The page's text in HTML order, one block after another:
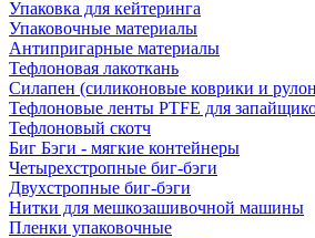
Упаковка для кейтеринга
Упаковочные материалы
Антипригарные материалы
Тефлоновая лакоткань
Силапен (силиконовые коврики и
Тефлоновые ленты PTFE для
Тефлоновый скотч
Биг Бэги - мягкие контейнеры
Четырехстропные биг-бэги
Двухстропные биг-бэги
Нитки для мешкозашивочной машины
Пленки упаковочные